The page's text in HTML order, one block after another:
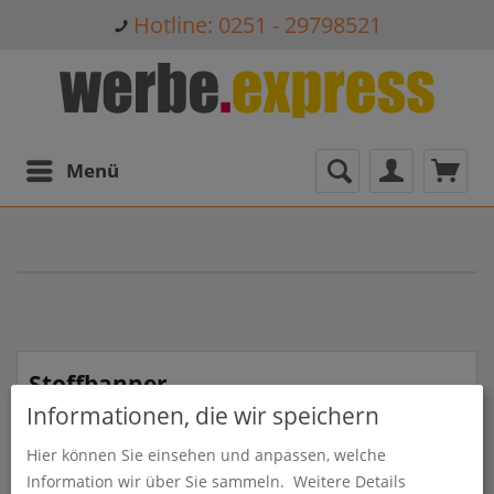
Hotline: 0251 - 29798521
Menü
Stoffbanner
Stoffbanner bei werbe.express in Münster, Coesfeld,
Warendorf, Telgte, Ahlen, Hamm, Dülmen, Ibbenbüren,
Rheine und Greven
Informationen, die wir speichern
Hier können Sie einsehen und anpassen, welche
Information wir über Sie sammeln. Weitere Details